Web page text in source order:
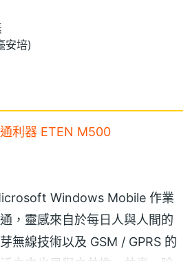
安培)
利器 ETEN M500
Windows Mobile 作業
，靈感來自於每日人與人間的
無線技術以及 GSM / GPRS 的
之中也是與之共擔、共享。除